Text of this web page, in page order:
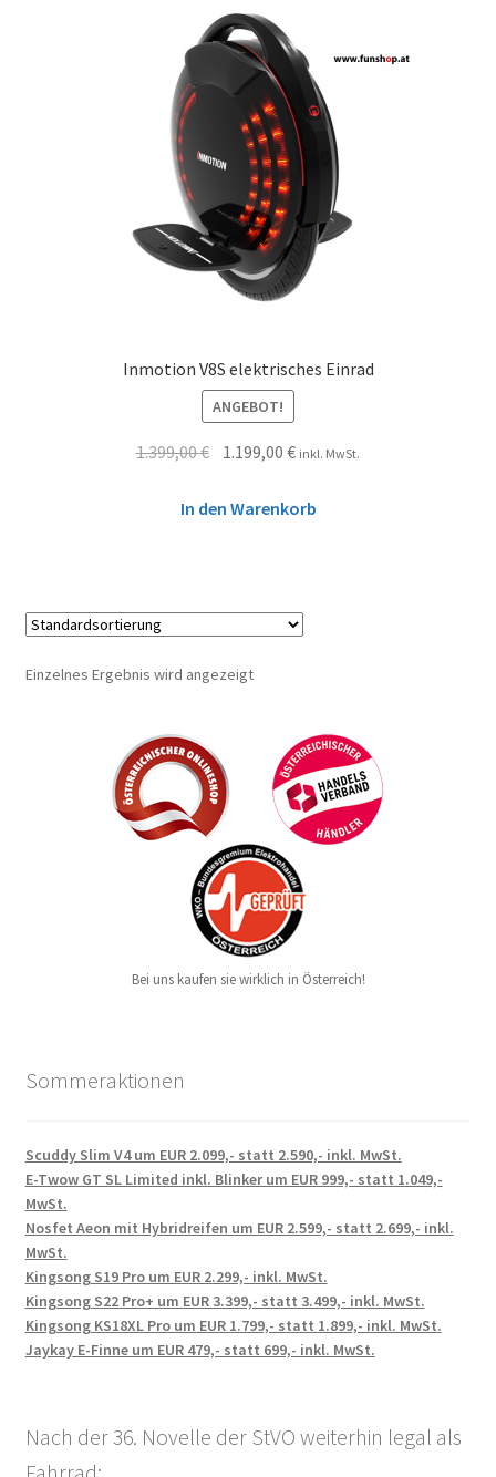
Inmotion V8S elektrisches Einrad
ANGEBOT!
1.399,00€ 1.199,00€ inkl. MwSt.
In den Warenkorb
Einzelnes Ergebnis wird angezeigt
Bei uns kaufen sie wirklich in Österreich!
Sommeraktionen
Scuddy Slim V4 um EUR 2.099,- statt 2.590,- inkl. MwSt.
E-Twow GT SL Limited inkl. Blinker um EUR 999,- statt 1.049,-
MwSt.
Nosfet Aeon mit Hybridreifen um EUR 2.599,- statt 2.699,- inkl.
MwSt.
Kingsong S19 Pro um EUR 2.299,- inkl. MwSt.
Kingsong S22 Pro+ um EUR 3.399,- statt 3.499,- inkl. MwSt.
Kingsong KS18XL Pro um EUR 1.799,- statt 1.899,- inkl. MwSt.
Jaykay E-Finne um EUR 479,- statt 699,- inkl. MwSt.
Nach der 36. Novelle der StVO weiterhin legal als